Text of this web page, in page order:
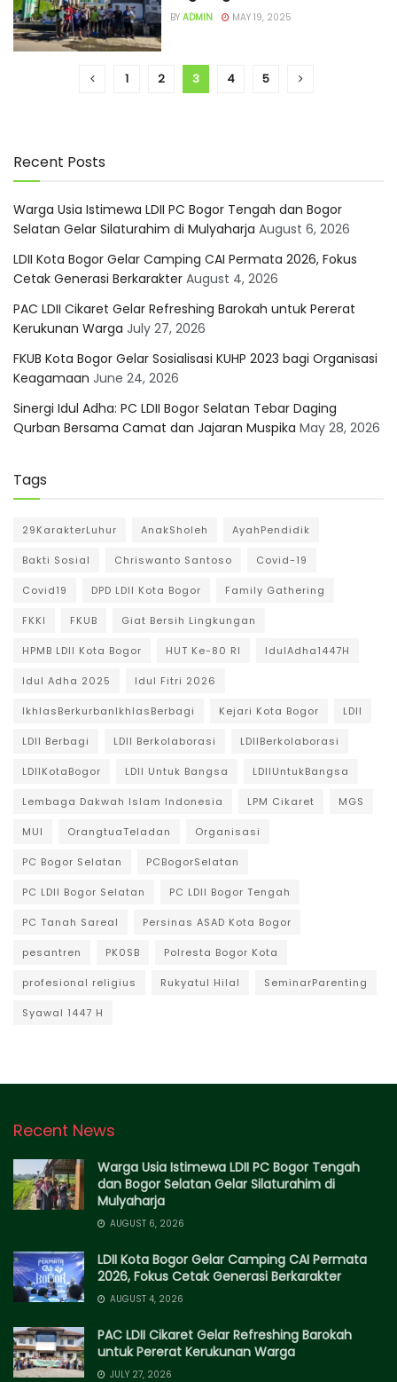
BY ADMIN MAY 19, 2025
1 2 3 4 5
Recent Posts
Warga Usia Istimewa LDII PC Bogor Tengah dan Bogor
Selatan Gelar Silaturahim di Mulyaharja August 6, 2026
LDII Kota Bogor Gelar Camping CAI Permata 2026, Fokus
Cetak Generasi Berkarakter August 4, 2026
PAC LDII Cikaret Gelar Refreshing Barokah untuk Pererat
Kerukunan Warga July 27, 2026
FKUB Kota Bogor Gelar Sosialisasi KUHP 2023 bagi Organisasi
Keagamaan June 24, 2026
Sinergi Idul Adha: PC LDII Bogor Selatan Tebar Daging
Qurban Bersama Camat dan Jajaran Muspika May 28, 2026
Tags
29KarakterLuhur AnakSholeh AyahPendidik
Bakti Sosial Chriswanto Santoso Covid-19
Covid19 DPD LDII Kota Bogor Family Gathering
FKKI FKUB Giat Bersih Lingkungan
HPMB LDII Kota Bogor HUT Ke-80 RI IdulAdha1447H
Idul Adha 2025 Idul Fitri 2026
IkhlasBerkurbanIkhlasBerbagi Kejari Kota Bogor LDII
LDII Berbagi LDII Berkolaborasi LDIIBerkolaborasi
LDIIKotaBogor LDII Untuk Bangsa LDIIUntukBangsa
Lembaga Dakwah Islam Indonesia LPM Cikaret MGS
MUI OrangtuaTeladan Organisasi
PC Bogor Selatan PCBogorSelatan
PC LDII Bogor Selatan PC LDII Bogor Tengah
PC Tanah Sareal Persinas ASAD Kota Bogor
pesantren PK0SB Polresta Bogor Kota
profesional religius Rukyatul Hilal SeminarParenting
Syawal 1447 H
Recent News
Warga Usia Istimewa LDII PC Bogor Tengah
dan Bogor Selatan Gelar Silaturahim di
Mulyaharja
AUGUST 6, 2026
LDII Kota Bogor Gelar Camping CAI Permata
2026, Fokus Cetak Generasi Berkarakter
AUGUST 4, 2026
PAC LDII Cikaret Gelar Refreshing Barokah
untuk Pererat Kerukunan Warga
JULY 27, 2026